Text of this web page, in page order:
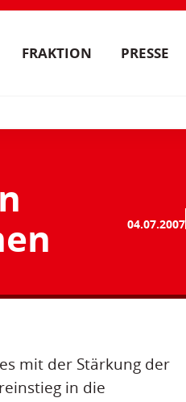
FRAKTION PRESSE
04.07.2007
mit der Stärkung der
in die